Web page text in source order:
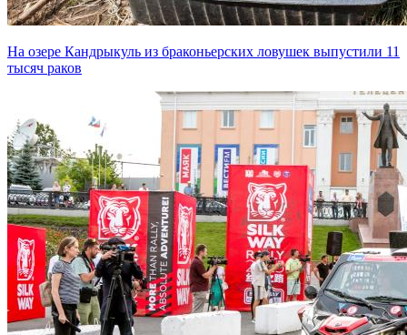
На озере Кандрыкуль из браконьерских ловушек выпустили 11
тысяч раков